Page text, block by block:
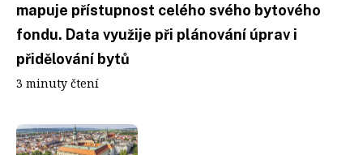
mapuje přístupnost celého svého bytového
fondu. Data využije při plánování úprav i
přidělování bytů
3 minuty čtení